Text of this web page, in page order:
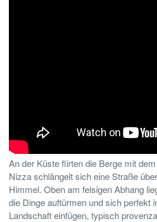
An der Küste flirten die Berge mit
Nizza schlängelt sich eine Straße
Himmel. Oben am felsigen Abhang
die Dinge auftürmen und sich perfekt
Landschaft einfügen, typisch